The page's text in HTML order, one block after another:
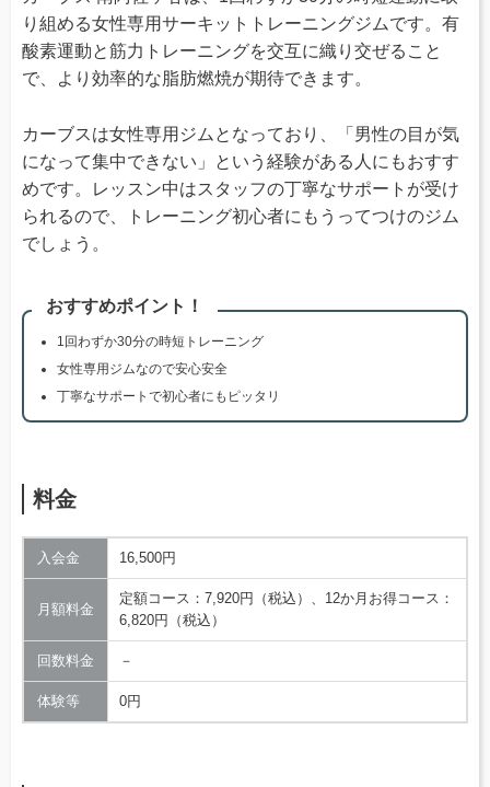
り組める女性専用サーキットトレーニングジムです。有
酸素運動と筋力トレーニングを交互に織り交ぜること
で、より効率的な脂肪燃焼が期待できます。
カーブスは女性専用ジムとなっており、「男性の目が気
になって集中できない」という経験がある人にもおすす
めです。レッスン中はスタッフの丁寧なサポートが受け
られるので、トレーニング初心者にもうってつけのジム
でしょう。
おすすめポイント！
1回わずか30分の時短トレーニング
女性専用ジムなので安心安全
丁寧なサポートで初心者にもピッタリ
料金
入会金 16,500円
月額料金
定額コース：7,920円（税込）、12か月お得コース：
6,820円（税込）
回数料金 －
体験等 0円